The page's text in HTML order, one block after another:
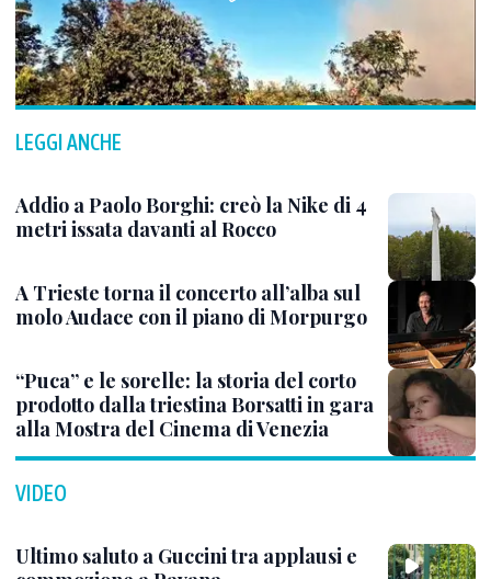
LEGGI ANCHE
Addio a Paolo Borghi: creò la Nike di 4
metri issata davanti al Rocco
A Trieste torna il concerto all’alba sul
molo Audace con il piano di Morpurgo
“Puca” e le sorelle: la storia del corto
prodotto dalla triestina Borsatti in gara
alla Mostra del Cinema di Venezia
VIDEO
Ultimo saluto a Guccini tra applausi e